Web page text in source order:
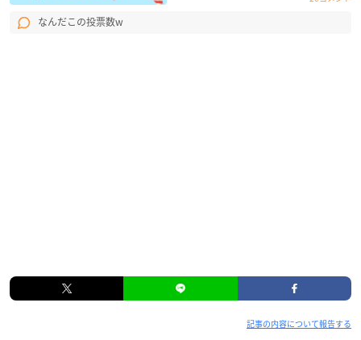
なんだこの投票数w
記事の内容について報告する